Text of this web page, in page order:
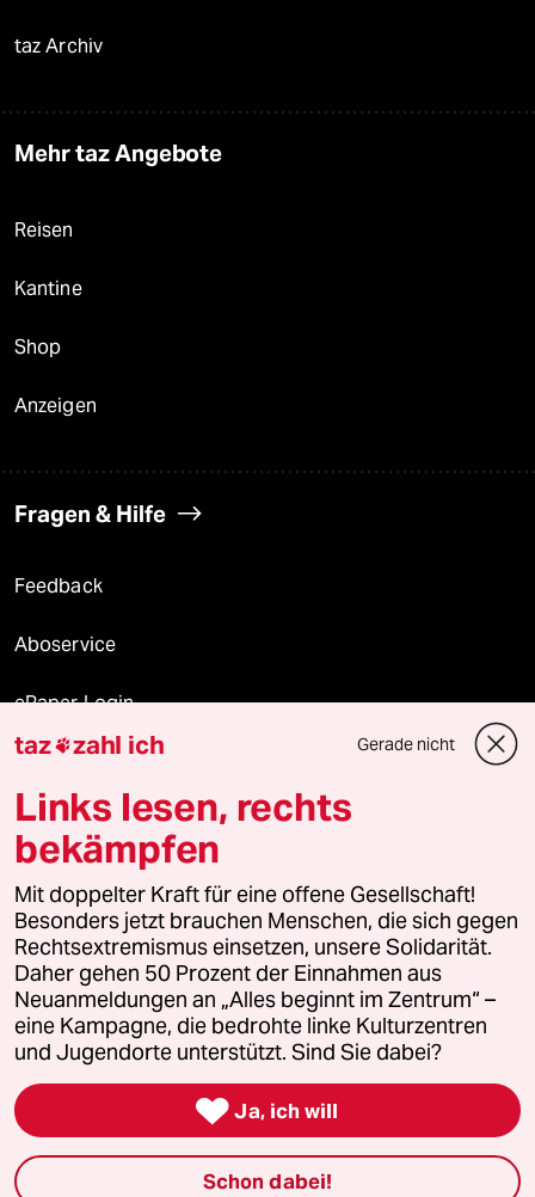
taz Archiv
Mehr taz Angebote
Reisen
Kantine
Shop
Anzeigen
Fragen & Hilfe
Feedback
Aboservice
ePaper Login
Downloads für Abonnierende
© 2026 taz Verlags und Vertriebs GmbH
Alle Rechte vorbehalten. Bei rechtlichen Fragen oder für Genehmigungen
wenden Sie sich bitte an
lizenzen@taz.de
Feedback Redaktionsstatut Kommune-Richtlinien
Leitlinie Informant Datenschutz Impressum AGB
Seitenwende Einwilligungen widerrufen (Ads)
taz zahl ich Gerade nicht
Links lesen, rechts
bekämpfen
Mit doppelter Kraft für eine offene Gesellschaft!
Besonders jetzt brauchen Menschen, die sich gegen
Rechtsextremismus einsetzen, unsere Solidarität.
Daher gehen 50 Prozent der Einnahmen aus
Neuanmeldungen an „Alles beginnt im Zentrum“ –
eine Kampagne, die bedrohte linke Kulturzentren
und Jugendorte unterstützt. Sind Sie dabei?
 Ja, ich will
Schon dabei!